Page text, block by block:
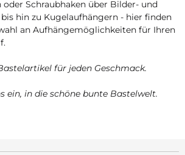
oder Schraubhaken über Bilder- und
hin zu Kugelaufhängern - hier finden
an Aufhängemöglichkeiten für Ihren
für jeden Geschmack.
ein, in die schöne bunte Bastelwelt.